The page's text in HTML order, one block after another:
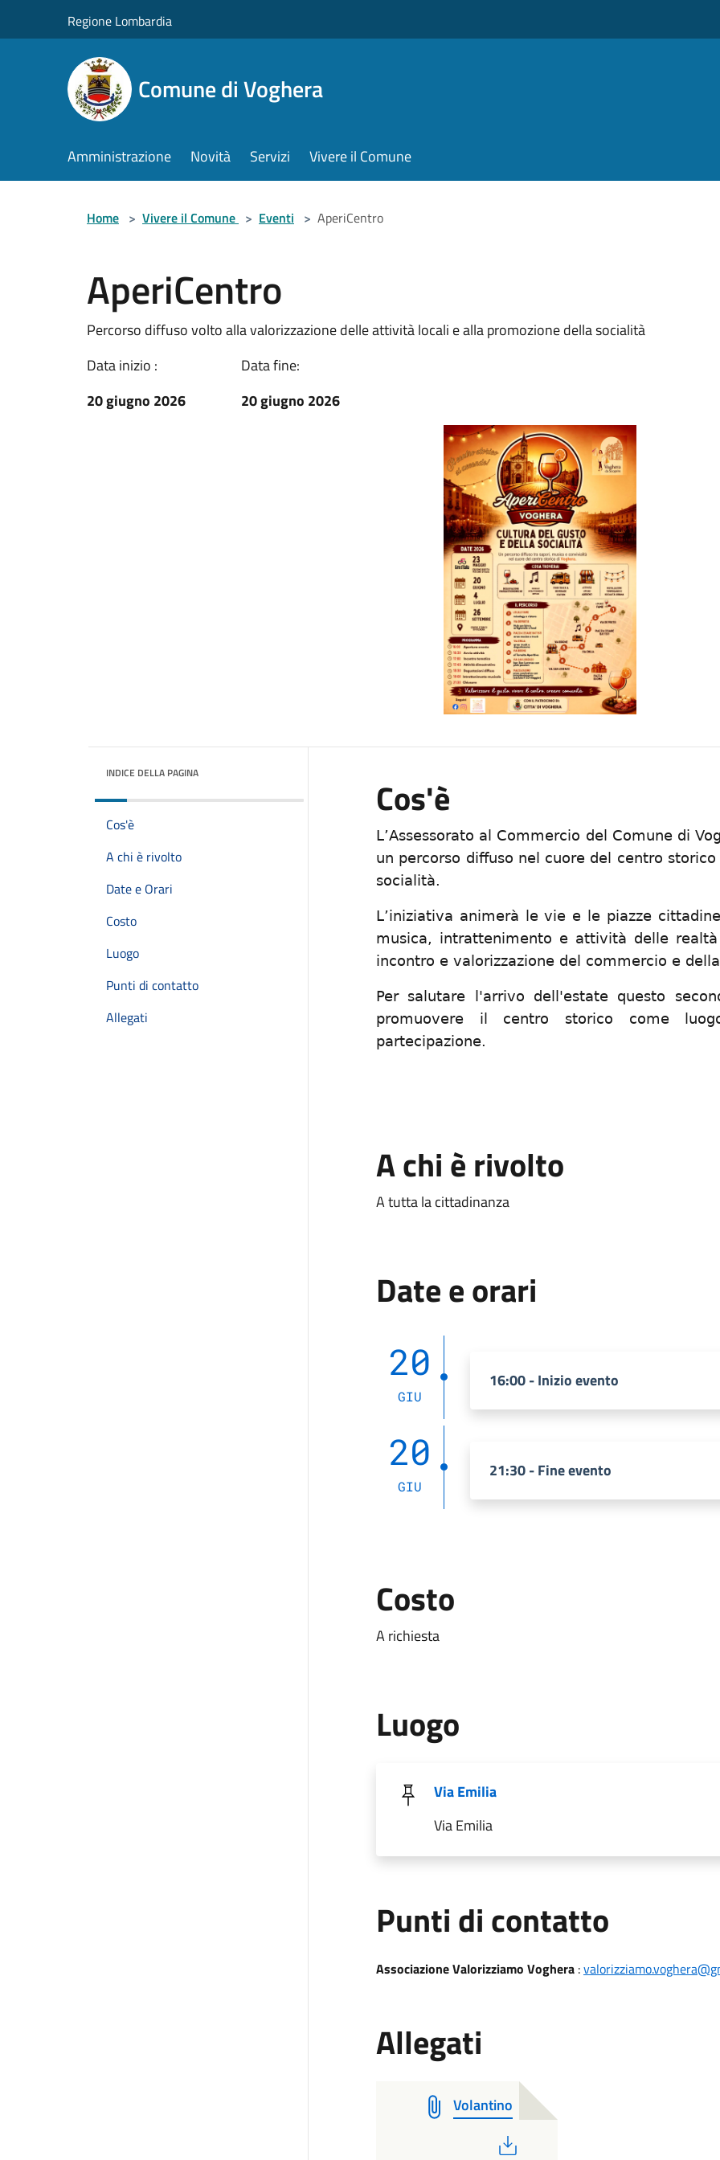
Regione Lombardia
Comune di Voghera
Amministrazione Novità Servizi Vivere il Comune
Home > Vivere il Comune > Eventi > AperiCentro
AperiCentro
Percorso diffuso volto alla valorizzazione delle attività locali e alla promozione della socialità
Data inizio :
20 giugno 2026
Data fine:
20 giugno 2026
INDICE DELLA PAGINA
Cos'è
A chi è rivolto
Date e Orari
Costo
Luogo
Punti di contatto
Allegati
Cos'è
L’Assessorato al Commercio del Comune di
un percorso diffuso nel cuore del centro
socialità.
L’iniziativa animerà le vie e le piazze
musica, intrattenimento e attività delle
incontro e valorizzazione del commercio e
Per salutare l'arrivo dell'estate questo
promuovere il centro storico come
partecipazione.
A chi è rivolto
A tutta la cittadinanza
Date e orari
20
GIU
16:00 - Inizio evento
20
GIU
21:30 - Fine evento
Costo
A richiesta
Luogo
Via Emilia
Via Emilia
Punti di contatto
Associazione Valorizziamo Voghera:
Allegati
Volantino